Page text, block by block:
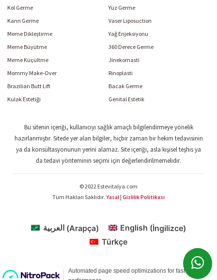
Kol Germe
Karın Germe
Meme Dikleştirme
Meme Büyütme
Meme Küçültme
Mommy Make-Over
Brazilian Butt Lift
Kulak Estetiği
Yüz Germe
Vaser Liposuction
Yağ Enjeksiyonu
360 Derece Germe
Jinekomasti
Rinoplasti
Bacak Germe
Genital Estetik
Bu sitenin içeriği, kullanıcıyı sağlık amaçlı bilgilendirmeye yönelik
hazırlanmıştır. Sitede yer alan bilgiler, hiçbir zaman bir hekim tedavisinin
ya da konsültasyonunun yerini alamaz. Site içeriği, asla kişisel teşhis ya
da tedavi yönteminin seçimi için değerlendirilmemelidir.
© 2022 Estevitalya.com
Tüm Hakları Saklıdır. Yasal | Gizlilik Politikası
العربية (Arapça) English (İngilizce)
Türkçe